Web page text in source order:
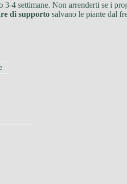
4 settimane. Non arrenderti se i
di supporto salvano le piante dal